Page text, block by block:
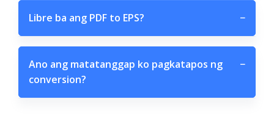
Libre ba ang PDF to EPS? −
Ano ang matatanggap ko pagkatapos ng
conversion?
−